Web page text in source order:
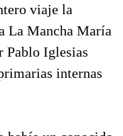
viaje la
La Mancha María
Pablo Iglesias
internas